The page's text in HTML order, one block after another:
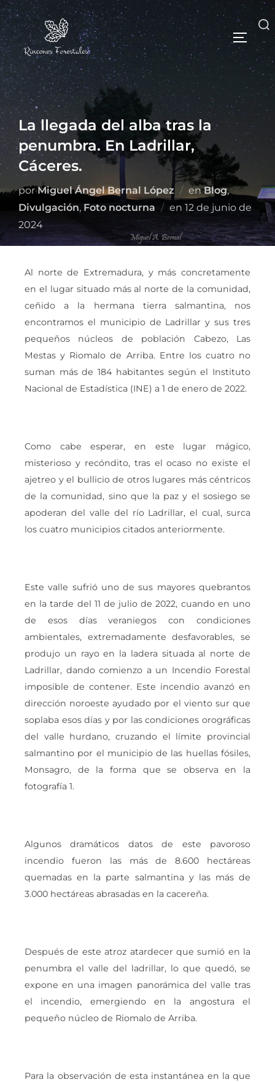
La llegada del alba tras la
penumbra. En Ladrillar,
Cáceres.
porMiguel Ángel Bernal López enBlog,
Divulgación, Foto nocturna en 12 de junio de
2024
Al norte de Extremadura, y más concretamente
en el lugar situado más al norte de la comunidad,
ceñido a la hermana tierra salmantina, nos
encontramos el municipio de Ladrillar y sus tres
pequeños núcleos de población Cabezo, Las
Mestas y Riomalo de Arriba. Entre los cuatro no
suman más de 184 habitantes según el Instituto
Nacional de Estadística (INE) a 1 de enero de 2022.
Como cabe esperar, en este lugar mágico,
misterioso y recóndito, tras el ocaso no existe el
ajetreo y el bullicio de otros lugares más céntricos
de la comunidad, sino que la paz y el sosiego se
apoderan del valle del río Ladrillar, el cual, surca
los cuatro municipios citados anteriormente.
Este valle sufrió uno de sus mayores quebrantos
en la tarde del 11 de julio de 2022, cuando en uno
de esos días veraniegos con condiciones
ambientales, extremadamente desfavorables, se
produjo un rayo en la ladera situada al norte de
Ladrillar, dando comienzo a un Incendio Forestal
imposible de contener. Este incendio avanzó en
dirección noroeste ayudado por el viento sur que
soplaba esos días y por las condiciones orográficas
del valle hurdano, cruzando el límite provincial
salmantino por el municipio de las huellas fósiles,
Monsagro, de la forma que se observa en la
fotografía 1.
Algunos dramáticos datos de este pavoroso
incendio fueron las más de 8.600 hectáreas
quemadas en la parte salmantina y las más de
3.000 hectáreas abrasadas en la cacereña.
Después de este atroz atardecer que sumió en la
penumbra el valle del ladrillar, lo que quedó, se
expone en una imagen panorámica del valle tras
el incendio, emergiendo en la angostura el
pequeño núcleo de Riomalo de Arriba.
Para la observación de esta instantánea en la que